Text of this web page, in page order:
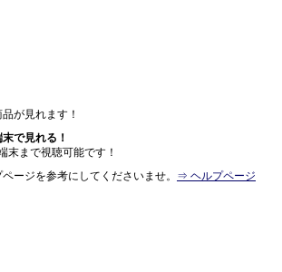
が見れます！
で見れる！
末まで視聴可能です！
ージを参考にしてくださいませ。 ⇒ ヘルプページ